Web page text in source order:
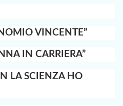
VINCENTE”
IN CARRIERA”
LA SCIENZA HO